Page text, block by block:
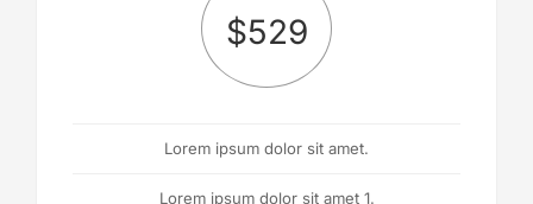
$529
Lorem ipsum dolor sit amet.
Lorem ipsum dolor sit amet 1.